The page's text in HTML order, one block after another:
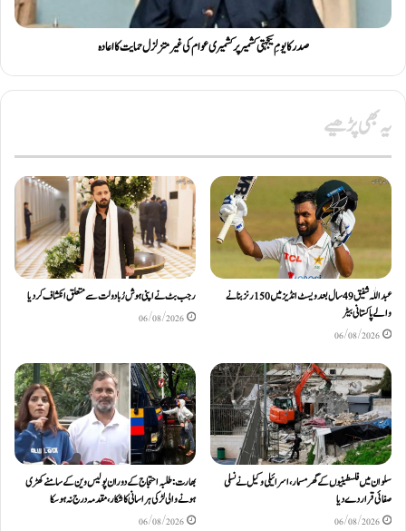
صدر کا یومِ یکجہتی کشمیر پر کشمیری عوام کی غیرمتزلزل حمایت کا اعادہ
یہ بھی پڑھیے
عبداللّٰہ شفیق 49 سال بعد ویسٹ انڈیز میں 150 رنز بنانے
والے پاکستانی بیٹر
06/08/2026
رجب بٹ نے اپنی ہوش رُبا دولت سے متعلق انکشاف کردیا
06/08/2026
سلوان میں فلسطینیوں کے گھر مسمار، اسرائیلی وکیل نے نسلی
صفائی قرار دے دیا
06/08/2026
بھارت: طلبہ احتجاج کے دوران پولیس وین کے سامنے کھڑی
ہونے والی لڑکی ہراسانی کا شکار، مقدمہ درج نہ ہوسکا
06/08/2026